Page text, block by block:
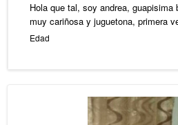
Hola que tal, soy andrea, guapisima
muy cariñosa y juguetona, primera
Edad